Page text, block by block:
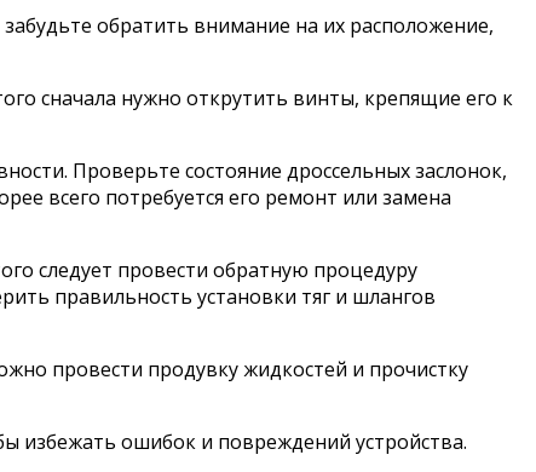
обратить внимание на их расположение,
сначала нужно открутить винты, крепящие его к
Проверьте состояние дроссельных заслонок,
всего потребуется его ремонт или замена
следует провести обратную процедуру
правильность установки тяг и шлангов
провести продувку жидкостей и прочистку
избежать ошибок и повреждений устройства.